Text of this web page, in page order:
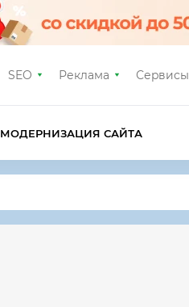
SEO Реклама Сервисы
МОДЕРНИЗАЦИЯ САЙТА